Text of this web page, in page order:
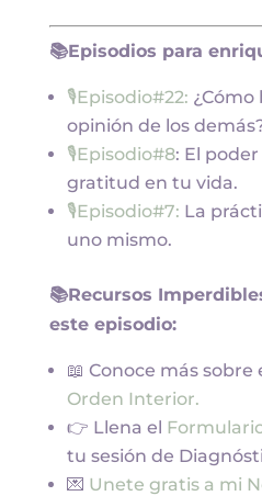
📚Episodios para
🎙️Episodio#22: ¿Cómo
opinión de los
🎙️Episodio#8: El
gratitud en tu vida.
🎙️Episodio#7: La
uno mismo.
📚Recursos
este episodio:
📖 Conoce más sobre
Orden Interior.
👉 Llena el
tu sesión de
💌 Unete gratis a mi